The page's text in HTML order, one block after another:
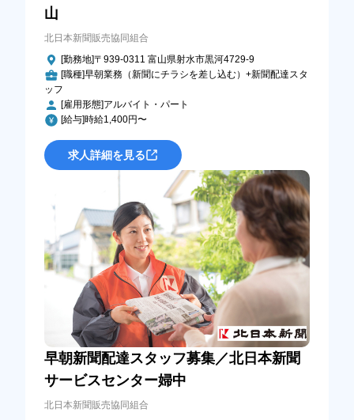
山
北日本新聞販売協同組合
[勤務地]〒939-0311 富山県射水市黒河4729-9
[職種]早朝業務（新聞にチラシを差し込む）+新聞配達スタ
ッフ
[雇用形態]アルバイト・パート
[給与]時給1,400円〜
求人詳細を見る
早朝新聞配達スタッフ募集／北日本新聞
サービスセンター婦中
北日本新聞販売協同組合